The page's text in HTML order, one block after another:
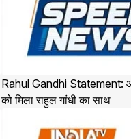
Rahul Gandhi Statement:
को मिला राहुल गांधी का साथ